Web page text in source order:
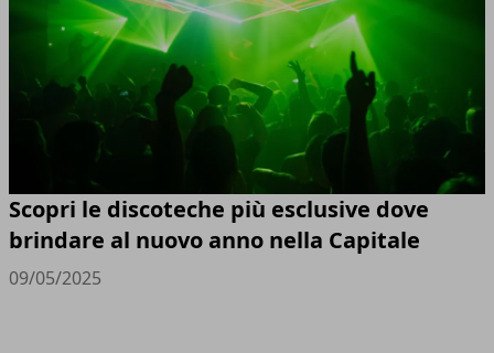
Scopri le discoteche più esclusive dove
brindare al nuovo anno nella Capitale
09/05/2025